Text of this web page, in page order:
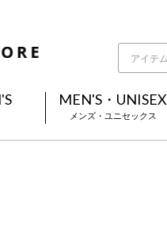
MEN'S・UNISEX
メンズ・ユニセックス